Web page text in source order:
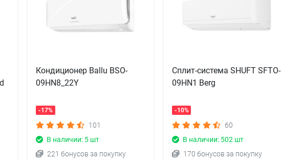
Кондиционер Ballu BSO-
09HN8_22Y
-17%
101
В наличии: 5 шт
221 бонусов за покупку
Сплит-система SHUFT SFTO-
09HN1 Berg
-10%
60
В наличии: 502 шт
170 бонусов за покупку